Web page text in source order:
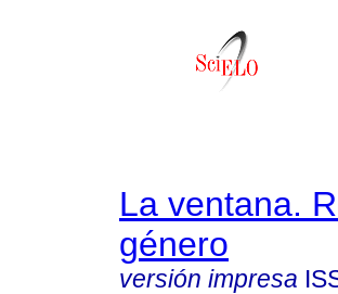
La ventana.
género
versión impresa